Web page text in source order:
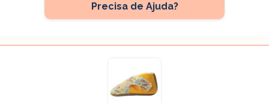
Precisa de Ajuda?